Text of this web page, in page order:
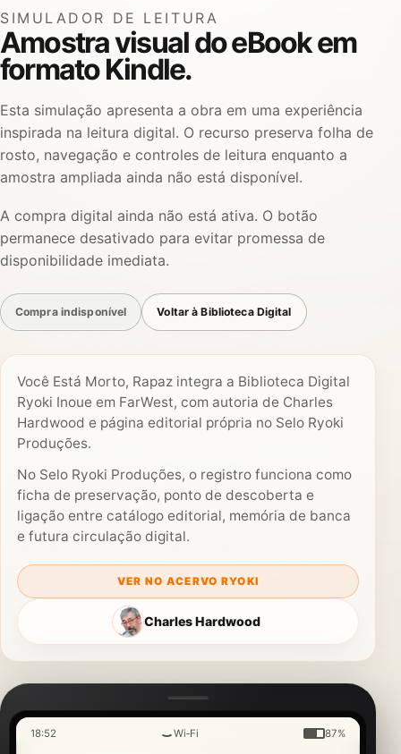
18:52 Wi‑Fi 87%
SIMULADOR DE LEITURA
Amostra visual do eBook em
formato Kindle.
Esta simulação apresenta a obra em uma experiência
inspirada na leitura digital. O recurso preserva folha de
rosto, navegação e controles de leitura enquanto a
amostra ampliada ainda não está disponível.
A compra digital ainda não está ativa. O botão
permanece desativado para evitar promessa de
disponibilidade imediata.
Compra indisponível Voltar à Biblioteca Digital
Você Está Morto, Rapaz integra a Biblioteca Digital
Ryoki Inoue em FarWest, com autoria de Charles
Hardwood e página editorial própria no Selo Ryoki
Produções.
No Selo Ryoki Produções, o registro funciona como
ficha de preservação, ponto de descoberta e
ligação entre catálogo editorial, memória de banca
e futura circulação digital.
VER NO ACERVO RYOKI
Charles Hardwood